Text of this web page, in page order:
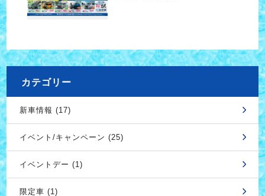
カテゴリー
新車情報 (17)
イベント/キャンペーン (25)
イベントデー (1)
限定車 (1)